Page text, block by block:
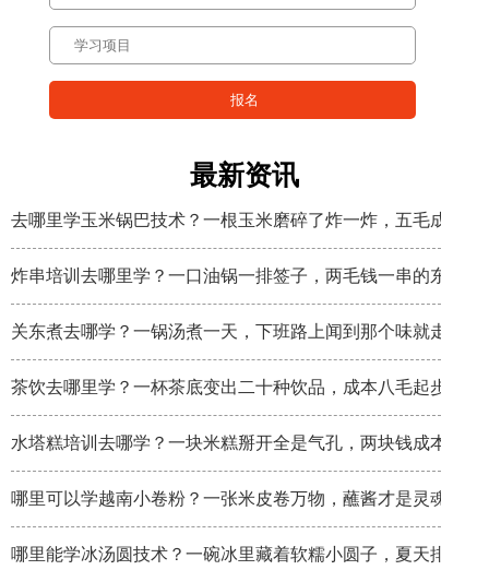
最新资讯
去哪里学玉米锅巴技术？一根玉米磨碎了炸一炸，五毛成本卖
炸串培训去哪里学？一口油锅一排签子，两毛钱一串的东西炸
关东煮去哪学？一锅汤煮一天，下班路上闻到那个味就走不动
茶饮去哪里学？一杯茶底变出二十种饮品，成本八毛起步
水塔糕培训去哪学？一块米糕掰开全是气孔，两块钱成本卖八
哪里可以学越南小卷粉？一张米皮卷万物，蘸酱才是灵魂
哪里能学冰汤圆技术？一碗冰里藏着软糯小圆子，夏天排队排